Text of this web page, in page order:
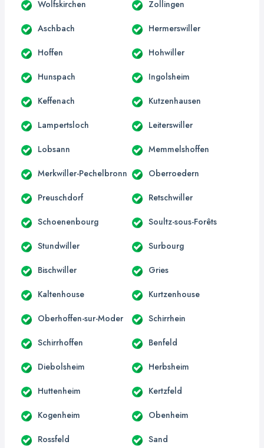
Wolfskirchen Zollingen
Aschbach Hermerswiller
Hoffen Hohwiller
Hunspach Ingolsheim
Keffenach Kutzenhausen
Lampertsloch Leiterswiller
Lobsann Memmelshoffen
Merkwiller-Pechelbronn Oberroedern
Preuschdorf Retschwiller
Schoenenbourg Soultz-sous-Forêts
Stundwiller Surbourg
Bischwiller Gries
Kaltenhouse Kurtzenhouse
Oberhoffen-sur-Moder Schirrhein
Schirrhoffen Benfeld
Diebolsheim Herbsheim
Huttenheim Kertzfeld
Kogenheim Obenheim
Rossfeld Sand